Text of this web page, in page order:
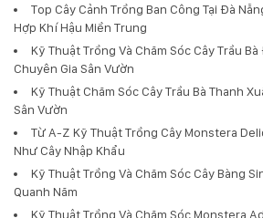
Top Cây Cảnh Trồng Ban Công Tại Đà
Hợp Khí Hậu Miền Trung
Kỹ Thuật Trồng Và Chăm Sóc Cây Trầu
Chuyên Gia Sân Vườn
Kỹ Thuật Chăm Sóc Cây Trầu Bà Thanh
Sân Vườn
Từ A-Z Kỹ Thuật Trồng Cây Monstera
Như Cây Nhập Khẩu
Kỹ Thuật Trồng Và Chăm Sóc Cây Bàng
Quanh Năm
Kỹ Thuật Trồng Và Chăm Sóc Monstera